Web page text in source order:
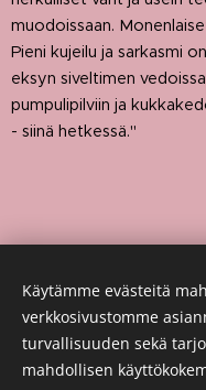
muodoissaan.
Pieni kujeilu ja sarkasmi
eksyn siveltimen
pumpulipilviin ja
- siinä hetkessä."
-
Käytämme evästeitä
verkkosivustomme
turvallisuuden sekä
mahdollisen